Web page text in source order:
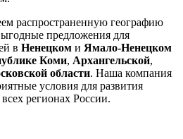
распространенную географию
предложения для
в Ненецком и Ямало-Ненецком
Коми, Архангельской,
области. Наша компания
условия для развития
регионах России.